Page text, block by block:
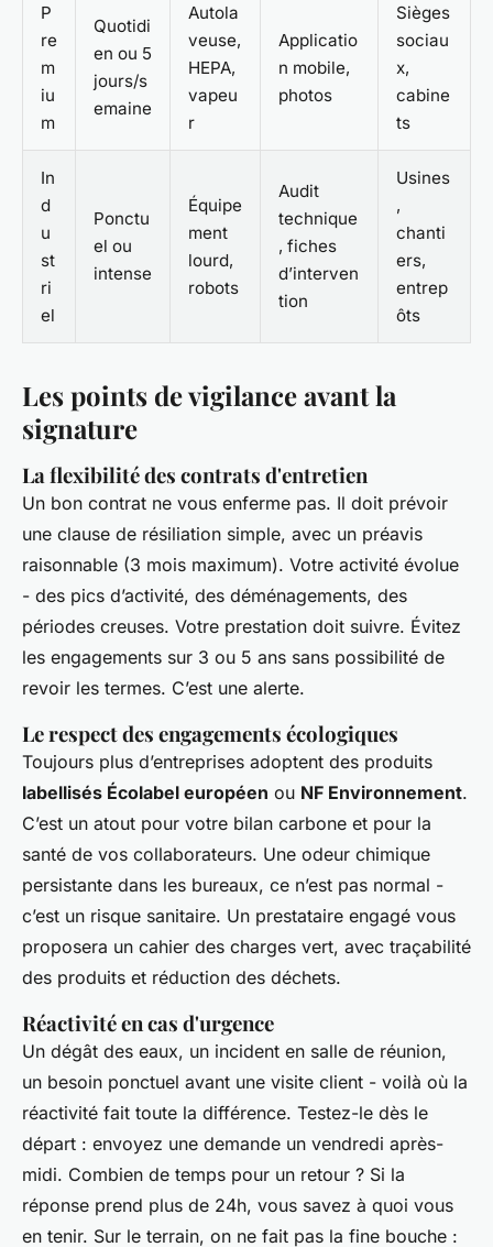
P
re
m
iu
m
Quotidi
en ou 5
jours/s
emaine
Autola
veuse,
HEPA,
vapeu
r
Applicatio
n mobile,
photos
Sièges
sociau
x,
cabine
ts
In
d
u
st
ri
el
Ponctu
el ou
intense
Équipe
ment
lourd,
robots
Audit
technique
, fiches
d’interven
tion
Usines
,
chanti
ers,
entrep
ôts
Les points de vigilance avant la
signature
La flexibilité des contrats d'entretien
Un bon contrat ne vous enferme pas. Il doit prévoir
une clause de résiliation simple, avec un préavis
raisonnable (3 mois maximum). Votre activité évolue
- des pics d’activité, des déménagements, des
périodes creuses. Votre prestation doit suivre. Évitez
les engagements sur 3 ou 5 ans sans possibilité de
revoir les termes. C’est une alerte.
Le respect des engagements écologiques
Toujours plus d’entreprises adoptent des produits
labellisés Écolabel européen ou NF Environnement.
C’est un atout pour votre bilan carbone et pour la
santé de vos collaborateurs. Une odeur chimique
persistante dans les bureaux, ce n’est pas normal -
c’est un risque sanitaire. Un prestataire engagé vous
proposera un cahier des charges vert, avec traçabilité
des produits et réduction des déchets.
Réactivité en cas d'urgence
Un dégât des eaux, un incident en salle de réunion,
un besoin ponctuel avant une visite client - voilà où la
réactivité fait toute la différence. Testez-le dès le
départ : envoyez une demande un vendredi après-
midi. Combien de temps pour un retour ? Si la
réponse prend plus de 24h, vous savez à quoi vous
en tenir. Sur le terrain, on ne fait pas la fine bouche :